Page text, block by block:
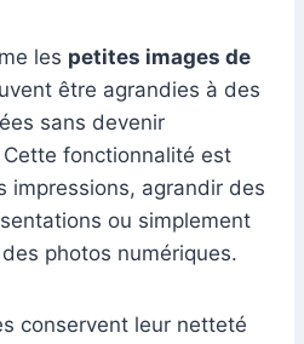
les petites images de
être agrandies à des
sans devenir
fonctionnalité est
impressions, agrandir des
ou simplement
photos numériques.
conservent leur netteté